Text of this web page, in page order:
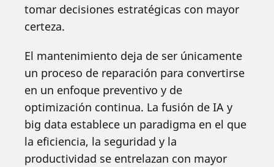
tomar decisiones estratégicas con mayor
certeza.
El mantenimiento deja de ser únicamente
un proceso de reparación para convertirse
en un enfoque preventivo y de
optimización continua. La fusión de IA y
big data establece un paradigma en el que
la eficiencia, la seguridad y la
productividad se entrelazan con mayor